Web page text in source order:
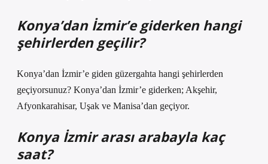
Konya’dan İzmir’e giderken hangi
şehirlerden geçilir?
Konya’dan İzmir’e giden güzergahta hangi şehirlerden
geçiyorsunuz? Konya’dan İzmir’e giderken; Akşehir,
Afyonkarahisar, Uşak ve Manisa’dan geçiyor.
Konya İzmir arası arabayla kaç
saat?